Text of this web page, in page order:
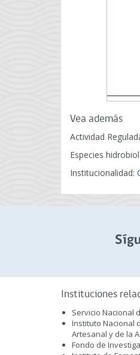
Vea además
Actividad
Especies
Institucionalidad:
Instituciones
Servicio Nacional
Instituto Nacional
Artesanal y de la
Fondo de